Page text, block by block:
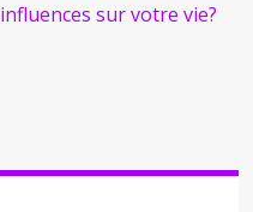
influences sur votre vie?